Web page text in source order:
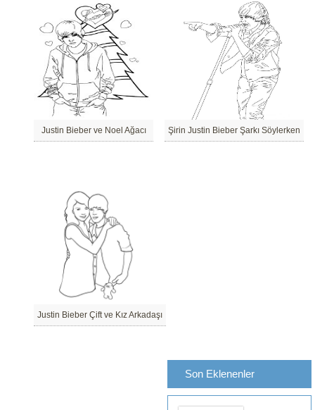
Justin Bieber ve Noel Ağacı Şirin Justin Bieber Şarkı Söylerken
Justin Bieber Çift ve Kız Arkadaşı
Son Eklenenler